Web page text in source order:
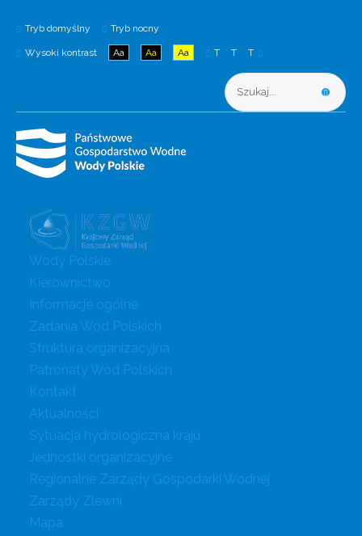
Tryb domyślny Tryb nocny
Wysoki kontrast Aa Aa Aa T T T
Wody Polskie
Kierownictwo
Informacje ogólne
Zadania Wód Polskich
Struktura organizacyjna
Patronaty Wód Polskich
Kontakt
Aktualności
Sytuacja hydrologiczna kraju
Jednostki organizacyjne
Regionalne Zarządy Gospodarki Wodnej
Zarządy Zlewni
Mapa